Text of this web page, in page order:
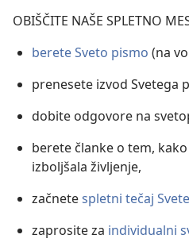
OBIŠČITE NAŠE SPLETNO
berete Sveto pismo (na
prenesete izvod Svetega
dobite odgovore na
berete članke o tem,
izboljšala življenje,
začnetespletni tečaj
zaprosite za individualni